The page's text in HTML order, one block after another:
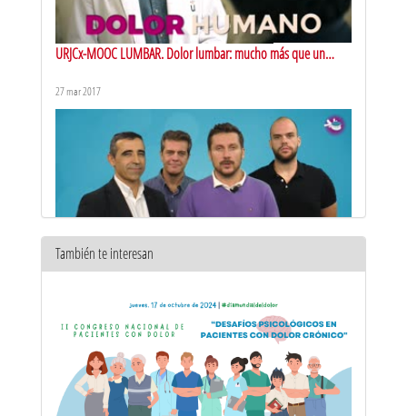
URJCx-MOOC LUMBAR. Dolor lumbar: mucho más que un
27 mar 2017
dolor: presentación del curso
27 mar 2017
También te interesan